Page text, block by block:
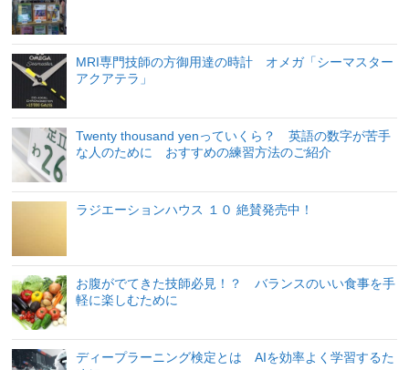
MRI専門技師の方御用達の時計 オメガ「シーマスター
アクアテラ」
Twenty thousand yenっていくら？ 英語の数字が苦手
な人のために おすすめの練習方法のご紹介
ラジエーションハウス １０ 絶賛発売中！
お腹がでてきた技師必見！？ バランスのいい食事を手
軽に楽しむために
ディープラーニング検定とは AIを効率よく学習するた